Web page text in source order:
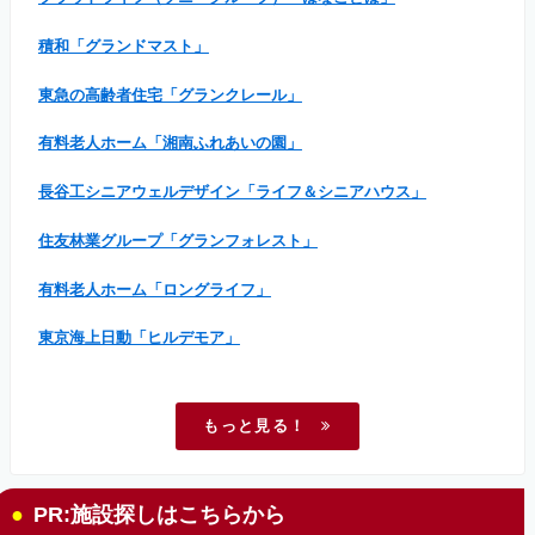
積和「グランドマスト」
東急の高齢者住宅「グランクレール」
有料老人ホーム「湘南ふれあいの園」
長谷工シニアウェルデザイン「ライフ＆シニアハウス」
住友林業グループ「グランフォレスト」
有料老人ホーム「ロングライフ」
東京海上日動「ヒルデモア」
もっと見る！
PR:施設探しはこちらから